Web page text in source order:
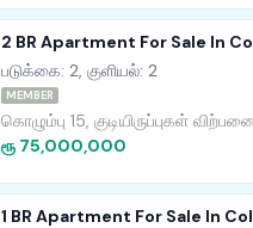
2 BR Apartment For Sale In
Marina (square)
படுக்கை: 2, குளியல்: 2
MEMBER
கொழும்பு 15, குடியிருப்புகள்
ரூ 75,000,000
1 BR Apartment For Sale In